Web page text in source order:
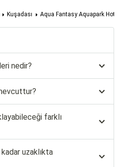
Kuşadası Aqua Fantasy Aquapark
nedir?
farklı
uzaklıkta